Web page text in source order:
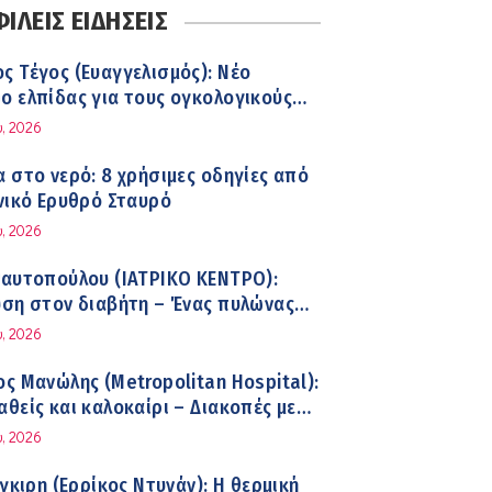
για τη διατροφή και τα
Δυτική Αττική: Οι κίνδυνοι για
υγεία
Hospital: Στο επίκεντρο των
την
– ΒΙΑΝΕΞ
– INTERAMERICAN / Αθηναϊκή
Καρδίτσα ο Υπουργός Υγείας
ΕΙΔΗΣΕΙΣ
Τέγος (Ευαγγελισμός): Νέο
ελπίδας για τους ογκολογικούς
κλινικών δοκιμών
2026
στο νερό: 8 χρήσιμες οδηγίες από
Ερυθρό Σταυρό
2026
(ΙΑΤΡΙΚΟ ΚΕΝΤΡΟ):
στον διαβήτη – Ένας πυλώνας
φροντίδας
2026
Μανώλης (Metropolitan Hospital):
και καλοκαίρι – Διακοπές με
2026
(Ερρίκος Ντυνάν): H θερμική